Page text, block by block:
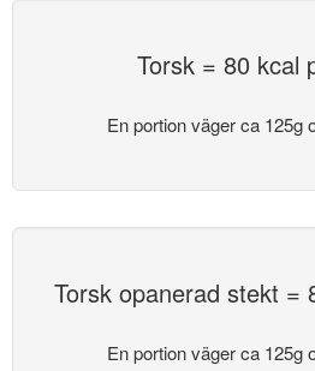
Torsk = 80 kcal
En portion väger ca 125g
Torsk opanerad stekt =
En portion väger ca 125g